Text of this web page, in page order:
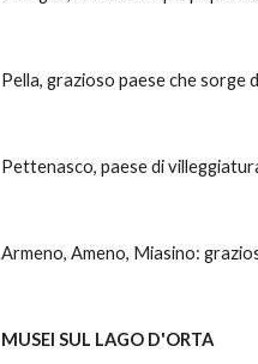
Pella, grazioso paese che sorge
Pettenasco, paese di
Armeno, Ameno, Miasino:
MUSEI SUL LAGO D'ORTA